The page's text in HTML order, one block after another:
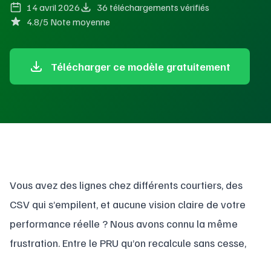
14 avril 2026
36 téléchargements vérifiés
4.8/5 Note moyenne
Télécharger ce modèle gratuitement
Vous avez des lignes chez différents courtiers, des
CSV qui s’empilent, et aucune vision claire de votre
performance réelle ? Nous avons connu la même
frustration. Entre le PRU qu’on recalcule sans cesse,